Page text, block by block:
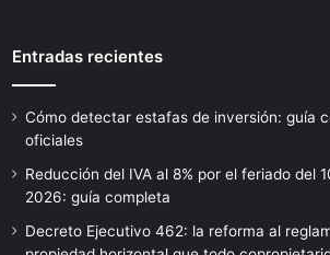
Entradas recientes
Cómo detectar estafas de inversión: guía
oficiales
Reducción del IVA al 8% por el feriado del
2026: guía completa
Decreto Ejecutivo 462: la reforma al